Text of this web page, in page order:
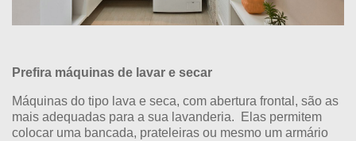
Prefira máquinas de lavar e secar
Máquinas do tipo lava e seca, com abertura frontal, são as
mais adequadas para a sua lavanderia. Elas permitem
colocar uma bancada, prateleiras ou mesmo um armário